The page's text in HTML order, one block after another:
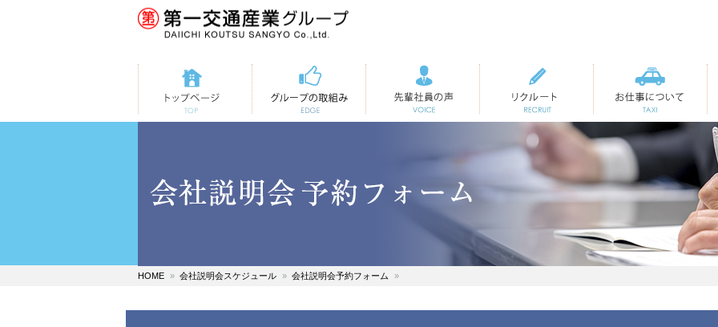
トップページ 第一交通の取組み 先輩社員の声 リクルート お仕事について
HOME 会社説明会スケジュール 会社説明会予約フォーム